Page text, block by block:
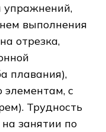
упражнений,
выполнения
отрезка,
плавания),
элементам, с
Трудность
занятии по